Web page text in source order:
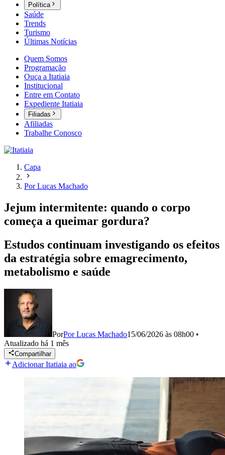
Política
Saúde
Trends
Turismo
Últimas Notícias
Quem Somos
Programação
Ouça a Itatiaia
Institucional
Entre em Contato
Expediente Itatiaia
Filiadas
Afiliadas
Trabalhe Conosco
Capa
Por Lucas Machado
Jejum intermitente: quando o corpo
começa a queimar gordura?
Estudos continuam investigando os efeitos
da estratégia sobre emagrecimento,
metabolismo e saúde
PorPor Lucas Machado15/06/2026 às 08h00 •
Atualizado há 1 mês
Compartilhar
Adicionar Itatiaia ao